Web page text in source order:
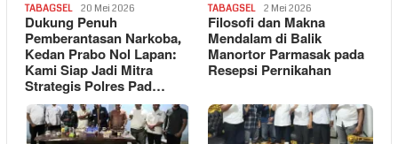
TABAGSEL 20 Mei 2026
Dukung Penuh
Pemberantasan Narkoba,
Kedan Prabo Nol Lapan:
Kami Siap Jadi Mitra
Strategis Polres Pad…
TABAGSEL 2 Mei 2026
Filosofi dan Makna
Mendalam di Balik
Manortor Parmasak pada
Resepsi Pernikahan